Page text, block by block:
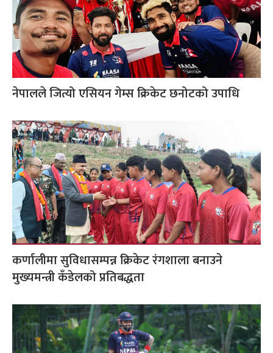
नेपालले जित्यो एसियन गेम्स क्रिकेट छनोटको उपाधि
कर्णालीमा सुविधासम्पन्न क्रिकेट रंगशाला बनाउने
मुख्यमन्त्री कँडेलको प्रतिबद्धता